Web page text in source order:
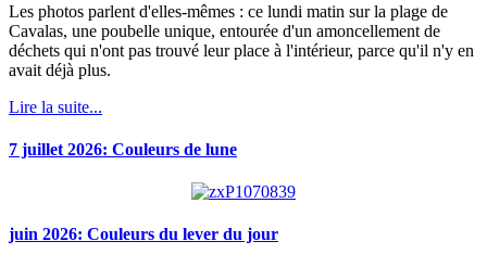
Les photos parlent d'elles-mêmes : ce lundi matin sur la plage de
Cavalas, une poubelle unique, entourée d'un amoncellement de
déchets qui n'ont pas trouvé leur place à l'intérieur, parce qu'il n'y en
avait déjà plus.
Lire la suite...
7 juillet 2026: Couleurs de lune
juin 2026: Couleurs du lever du jour